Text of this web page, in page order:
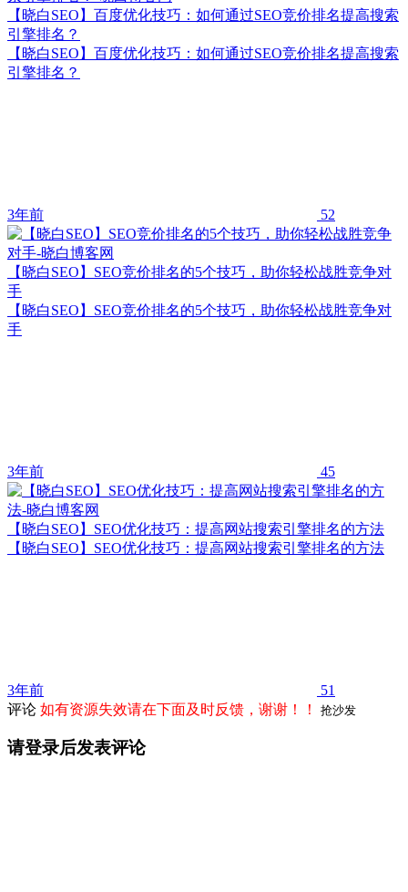
【晓白SEO】百度优化技巧：如何通过SEO竞价排名提高搜索
引擎排名？
【晓白SEO】百度优化技巧：如何通过SEO竞价排名提高搜索
引擎排名？
3年前 52
【晓白SEO】SEO竞价排名的5个技巧，助你轻松战胜竞争对
手
【晓白SEO】SEO竞价排名的5个技巧，助你轻松战胜竞争对
手
3年前 45
【晓白SEO】SEO优化技巧：提高网站搜索引擎排名的方法
【晓白SEO】SEO优化技巧：提高网站搜索引擎排名的方法
3年前
51
评论 如有资源失效请在下面及时反馈，谢谢！！ 抢沙发
请登录后发表评论